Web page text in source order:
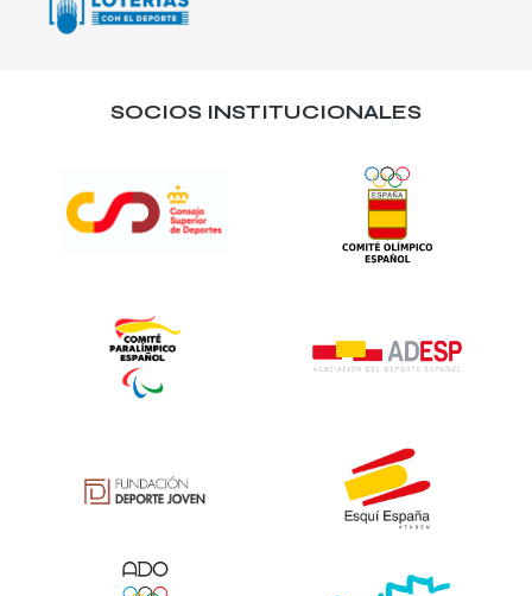
SOCIOS INSTITUCIONALES